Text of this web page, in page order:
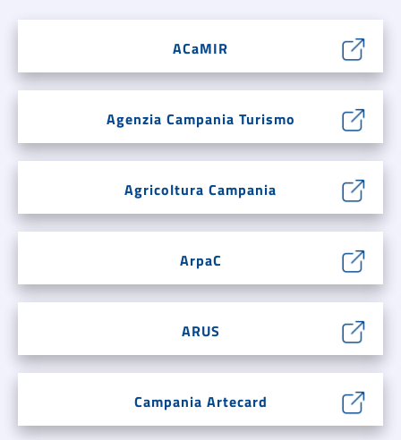
ACaMIR
Agenzia Campania Turismo
Agricoltura Campania
ArpaC
ARUS
Campania Artecard